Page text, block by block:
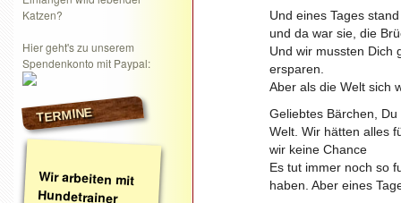
Katzen?
Hier geht's zu unserem
Spendenkonto mit Paypal:
TERMINE
Wir arbeiten mit
Hundetrainer
David Weth von
canis intellectus
Und eines Tages
und da war sie, die
Und wir mussten Dich
ersparen.
Aber als die Welt sich
Geliebtes Bärchen,
Welt. Wir hätten alles
wir keine Chance
Es tut immer noch so
haben. Aber eines